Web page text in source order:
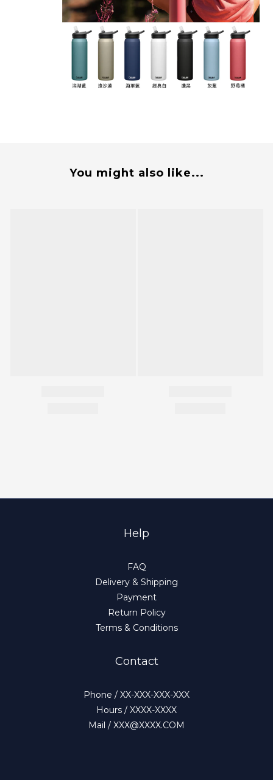
You might also like...
Help
FAQ
Delivery & Shipping
Payment
Return Policy
Terms & Conditions
Contact
Phone / XX-XXX-XXX-XXX
Hours / XXXX-XXXX
Mail / XXX@XXXX.COM